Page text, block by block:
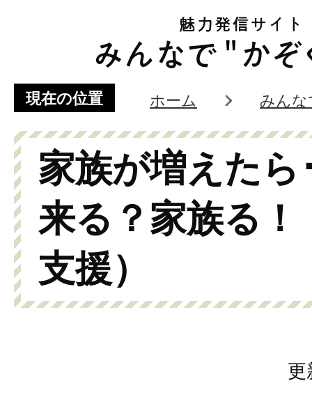
現在の位置 ホーム みんな
家族が増えたら
来る？家族る！
支援）
更